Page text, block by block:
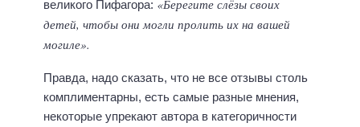
великого Пифагора: «Берегите слёзы своих
детей, чтобы они могли пролить их на вашей
могиле».
Правда, надо сказать, что не все отзывы столь
комплиментарны, есть самые разные мнения,
некоторые упрекают автора в категоричности